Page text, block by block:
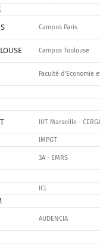
Campus Paris
Campus Toulouse
Faculté d'Economie
IUT Marseille -
IMPGT
3A - EMRS
ICL
AUDENCIA